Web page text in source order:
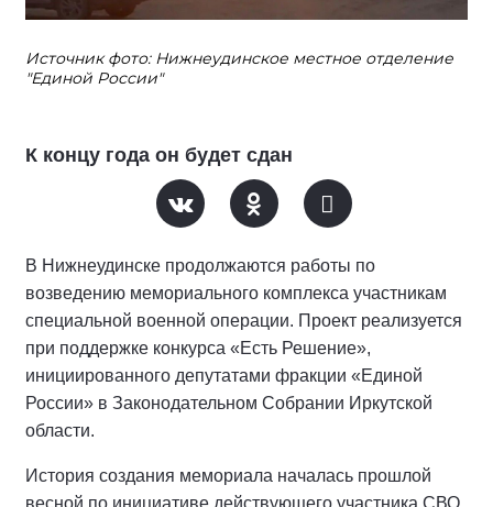
Источник фото: Нижнеудинское местное отделение
"Единой России"
К концу года он будет сдан
В Нижнеудинске продолжаются работы по
возведению мемориального комплекса участникам
специальной военной операции. Проект реализуется
при поддержке конкурса «Есть Решение»,
инициированного депутатами фракции «Единой
России» в Законодательном Собрании Иркутской
области.
История создания мемориала началась прошлой
весной по инициативе действующего участника СВО